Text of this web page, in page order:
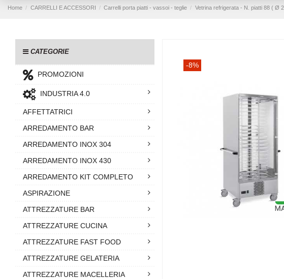
Home CARRELLI E ACCESSORI Carrelli porta piatti - vassoi - teglie Vetrina refrigerata - N. piatti 88 ( Ø
-8%
CATEGORIE
PROMOZIONI
INDUSTRIA 4.0
AFFETTATRICI
ARREDAMENTO BAR
ARREDAMENTO INOX 304
ARREDAMENTO INOX 430
ARREDAMENTO KIT COMPLETO
ASPIRAZIONE
ATTREZZATURE BAR
ATTREZZATURE CUCINA
ATTREZZATURE FAST FOOD
ATTREZZATURE GELATERIA
ATTREZZATURE MACELLERIA